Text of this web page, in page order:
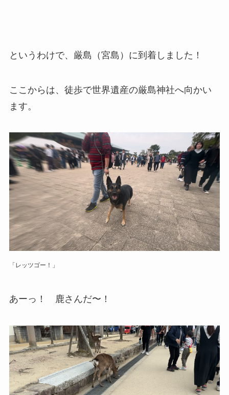
というわけで、厳島（宮島）に到着しました！
ここからは、徒歩で世界遺産の厳島神社へ向かい
ます。
「レッツゴー！」
あーっ！ 鹿さんだ〜！